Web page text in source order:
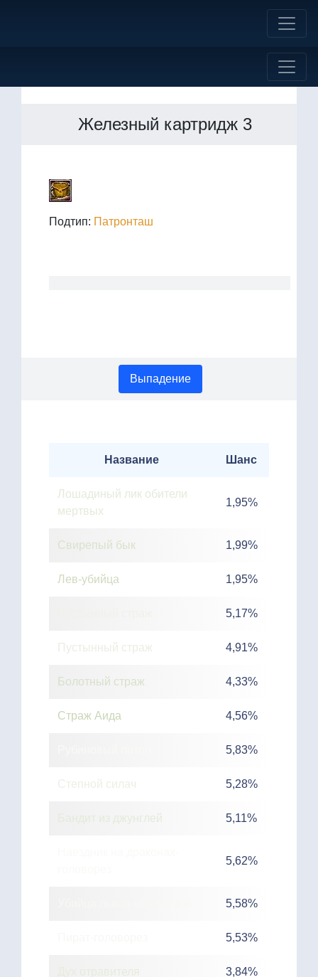
Железный картридж 3
Подтип: Патронташ
Выпадение
Название Шанс
Лошадиный лик обители
мертвых
1,95%
Свирепый бык 1,99%
Лев-убийца 1,95%
5,17%
Пустынный страж 4,91%
Болотный страж 4,33%
Страж Аида 4,56%
5,83%
Степной силач 5,28%
Бандит из джунглей 5,11%
5,62%
5,58%
5,53%
Дух отравителя 3,84%